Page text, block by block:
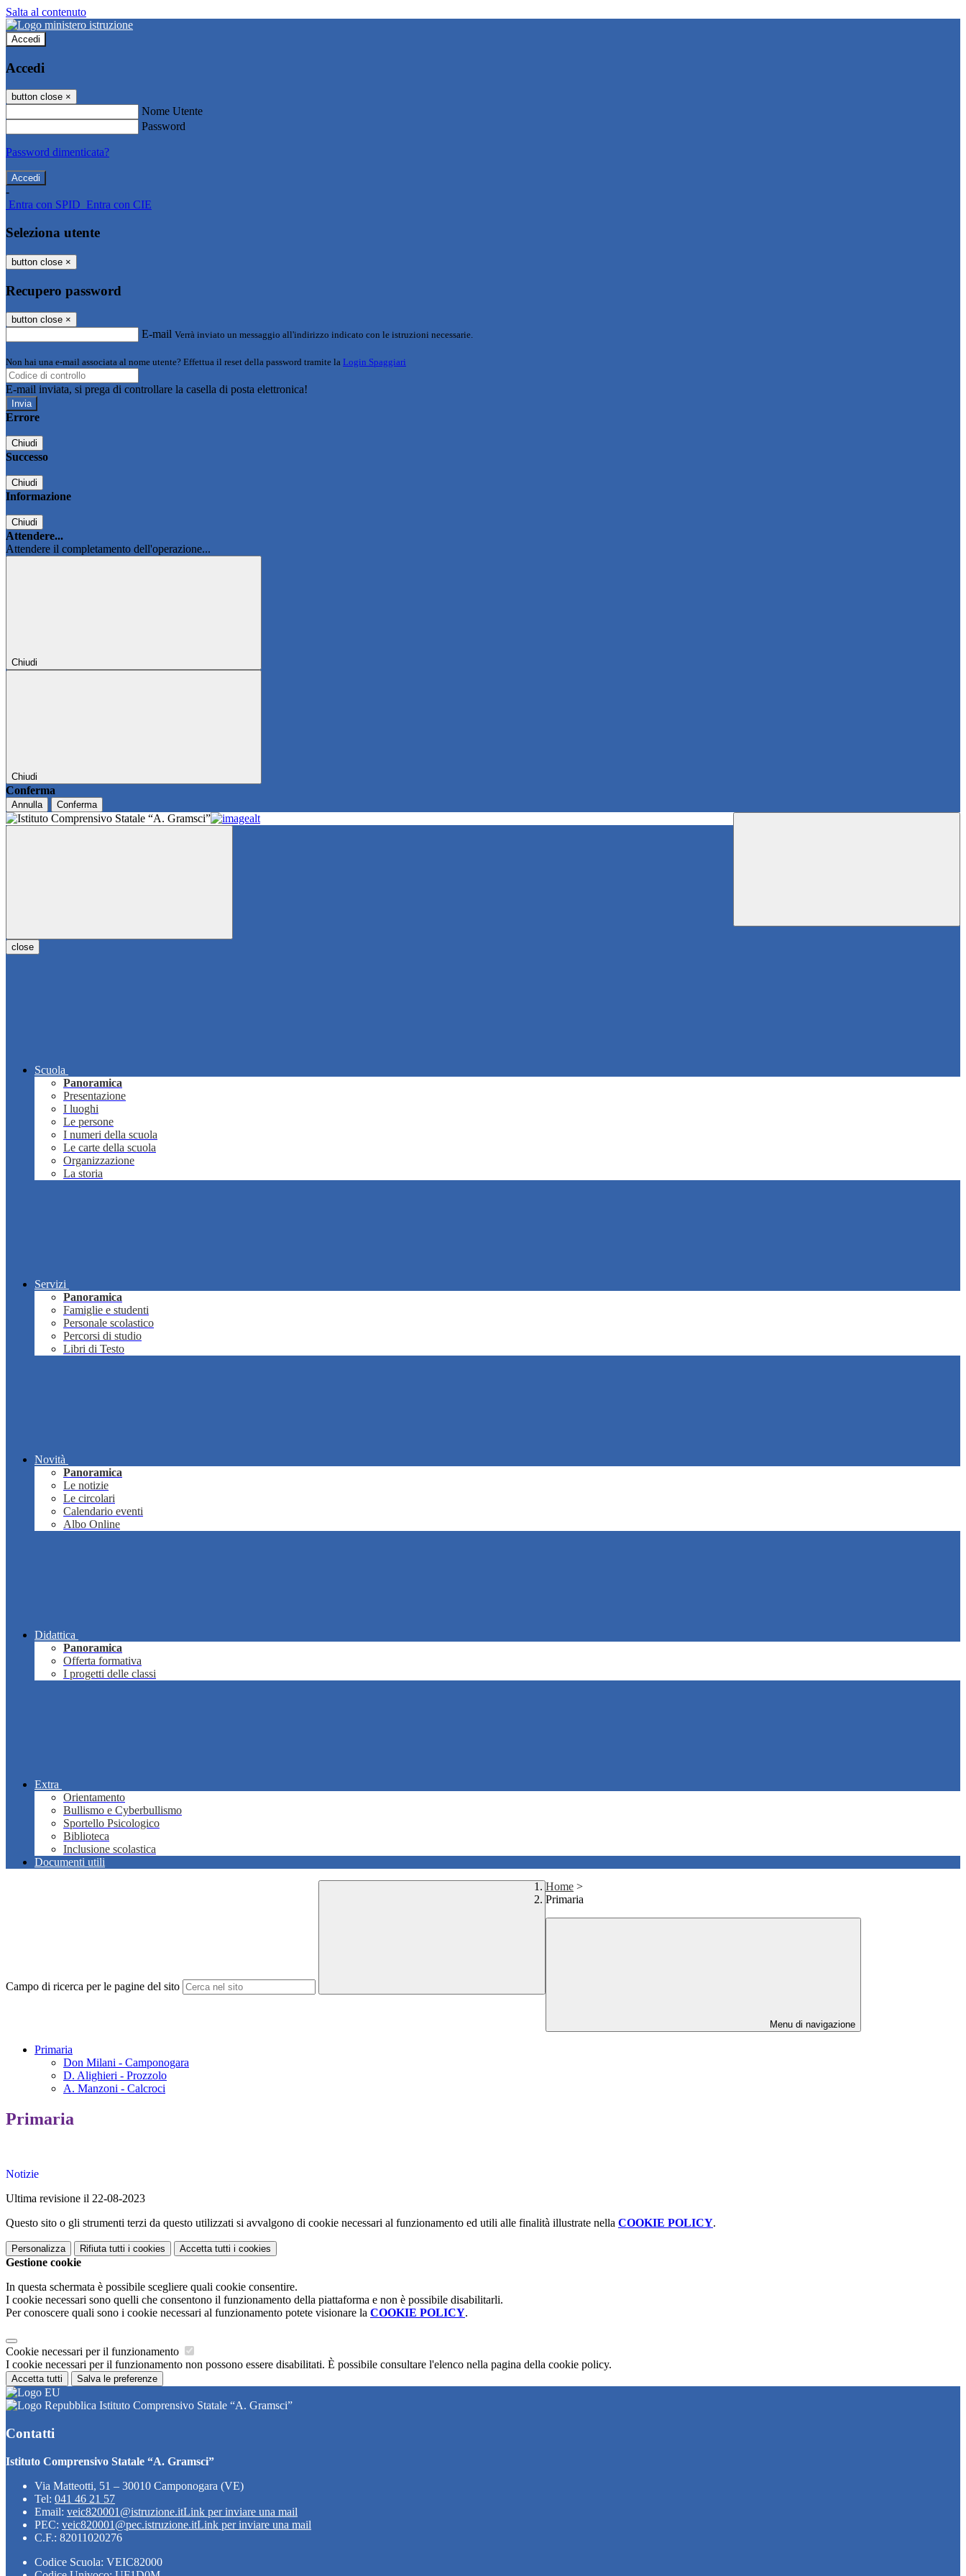
Salta al contenuto
Accedi
Accedi
button close ×
Nome Utente
Password
Password dimenticata?
-
Entra con SPID Entra con CIE
Seleziona utente
button close ×
Recupero password
button close ×
E-mail Verrà inviato un messaggio all'indirizzo indicato con le istruzioni necessarie.
Non hai una e-mail associata al nome utente? Effettua il reset della password tramite la Login Spaggiari
E-mail inviata, si prega di controllare la casella di posta elettronica!
Errore
Chiudi
Successo
Chiudi
Informazione
Chiudi
Attendere...
Attendere il completamento dell'operazione...
Chiudi
Chiudi
Conferma
Annulla Conferma
close
Scuola
Panoramica
Presentazione
I luoghi
Le persone
I numeri della scuola
Le carte della scuola
Organizzazione
La storia
Servizi
Panoramica
Famiglie e studenti
Personale scolastico
Percorsi di studio
Libri di Testo
Novità
Panoramica
Le notizie
Le circolari
Calendario eventi
Albo Online
Didattica
Panoramica
Offerta formativa
I progetti delle classi
Extra
Orientamento
Bullismo e Cyberbullismo
Sportello Psicologico
Biblioteca
Inclusione scolastica
Documenti utili
Campo di ricerca per le pagine del sito
Home >
Primaria
Menu di navigazione
Primaria
Don Milani - Camponogara
D. Alighieri - Prozzolo
A. Manzoni - Calcroci
Primaria
Notizie
Ultima revisione il 22-08-2023
Questo sito o gli strumenti terzi da questo utilizzati si avvalgono di cookie necessari al funzionamento ed utili alle finalità illustrate nella COOKIE POLICY.
Personalizza Rifiuta tutti i cookies Accetta tutti i cookies
Gestione cookie
In questa schermata è possibile scegliere quali cookie consentire.
I cookie necessari sono quelli che consentono il funzionamento della piattaforma e non è possibile disabilitarli.
Per conoscere quali sono i cookie necessari al funzionamento potete visionare la COOKIE POLICY.
Cookie necessari per il funzionamento
I cookie necessari per il funzionamento non possono essere disabilitati. È possibile consultare l'elenco nella pagina della cookie policy.
Accetta tutti Salva le preferenze
Istituto Comprensivo Statale “A. Gramsci”
Contatti
Istituto Comprensivo Statale “A. Gramsci”
Via Matteotti, 51 – 30010 Camponogara (VE)
Tel: 041 46 21 57
Email: veic820001@istruzione.itLink per inviare una mail
PEC: veic820001@pec.istruzione.itLink per inviare una mail
C.F.: 82011020276
Codice Scuola: VEIC82000